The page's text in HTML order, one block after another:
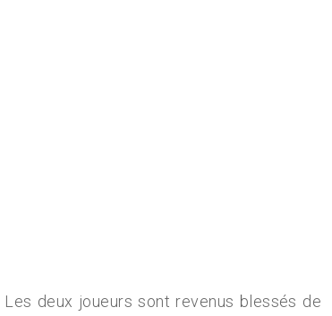
deux joueurs sont revenus blessés de